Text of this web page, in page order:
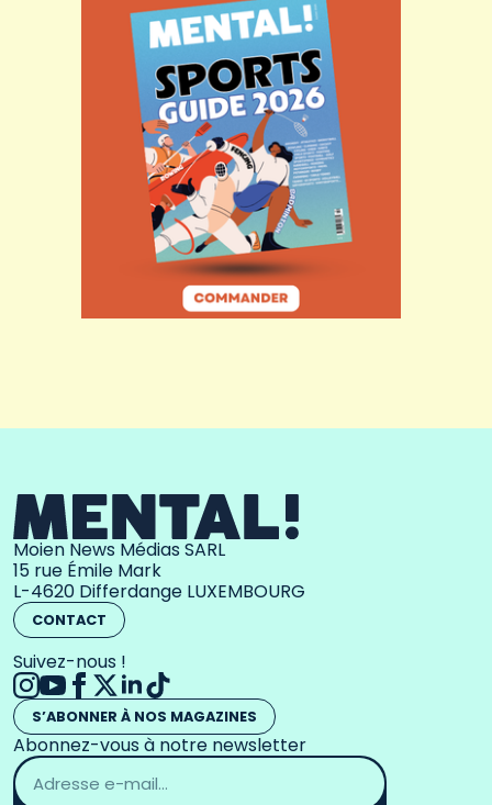
Moien News Médias SARL
15 rue Émile Mark
L-4620 Differdange LUXEMBOURG
CONTACT
Suivez-nous !
S’ABONNER À NOS MAGAZINES
Abonnez-vous à notre newsletter
Adresse
email
*